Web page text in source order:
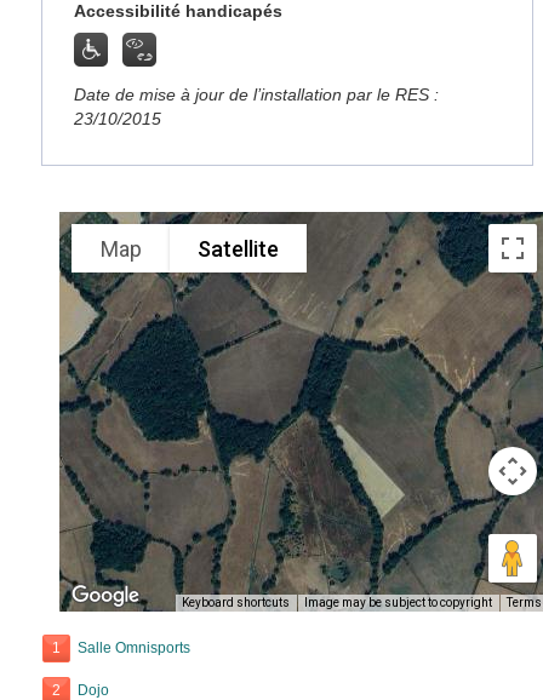
Accessibilité handicapés
Date de mise à jour de l’installation par le RES :
23/10/2015
Map Satellite
Keyboard shortcuts Image may be subject to copyright Terms
1 Salle Omnisports
2 Dojo